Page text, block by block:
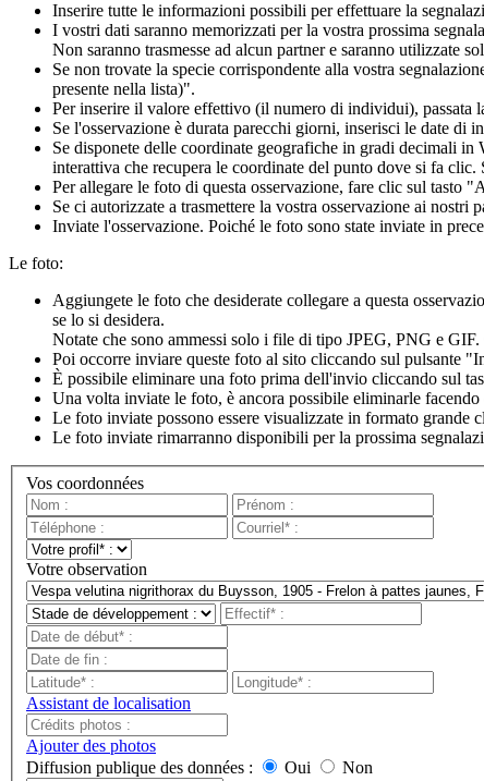
Inserire tutte le informazioni possibili per effettuare la
I vostri dati saranno memorizzati per la vostra prossima
Non saranno trasmesse ad alcun partner e saranno utilizzate
Se non trovate la specie corrispondente alla vostra
presente nella lista)".
Per inserire il valore effettivo (il numero di individui), passata
Se l'osservazione è durata parecchi giorni, inserisci le date
Se disponete delle coordinate geografiche in gradi decimali
interattiva che recupera le coordinate del punto dove si fa
Per allegare le foto di questa osservazione, fare clic sul tasto
Se ci autorizzate a trasmettere la vostra osservazione ai
Inviate l'osservazione. Poiché le foto sono state inviate in
Le foto:
Aggiungete le foto che desiderate collegare a questa
se lo si desidera.
Notate che sono ammessi solo i file di tipo JPEG, PNG e
Poi occorre inviare queste foto al sito cliccando sul pulsante
È possibile eliminare una foto prima dell'invio cliccando sul
Una volta inviate le foto, è ancora possibile eliminarle
Le foto inviate possono essere visualizzate in formato grande
Le foto inviate rimarranno disponibili per la prossima
Vos coordonnées
Votre observation
Assistant de localisation
Ajouter des photos
Diffusion publique des données :
Oui Non